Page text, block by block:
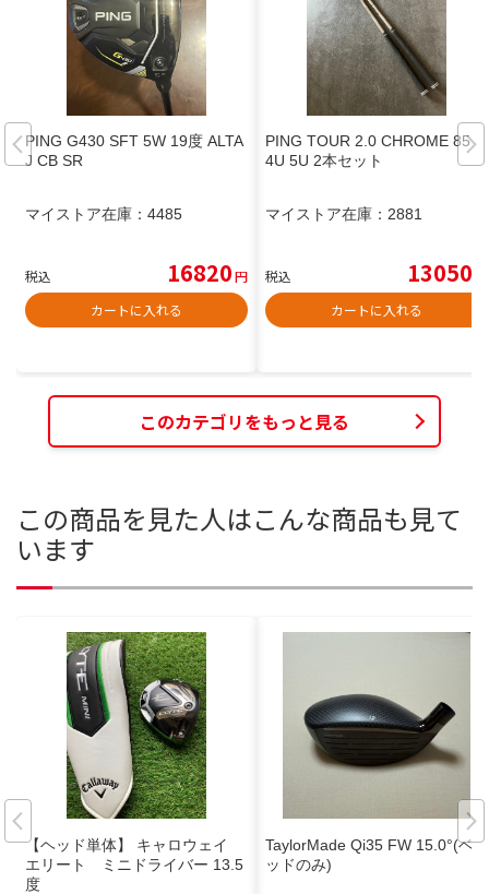
PING G430 SFT 5W 19度 ALTA
J CB SR
マイストア在庫： 4485
税込 16820円
カートに入れる
PING TOUR 2.0 CHROME 85S
4U 5U 2本セット
マイストア在庫： 2881
税込 13050
カートに入れる
このカテゴリをもっと見る
この商品を見た人はこんな商品も見て
います
【ヘッド単体】 キャロウェイ
エリート ミニドライバー 13.5
度
TaylorMade Qi35 FW 15.0°(ベ
ッドのみ)